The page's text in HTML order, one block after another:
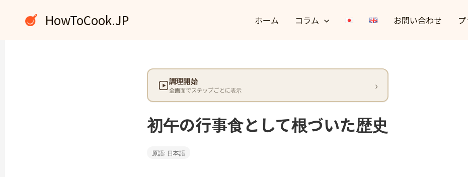
HowToCook.JP ホーム コラム お問い合わせ
調理開始
全画面でステップごとに表示
初午の行事食として根づいた歴史
原語: 日本語